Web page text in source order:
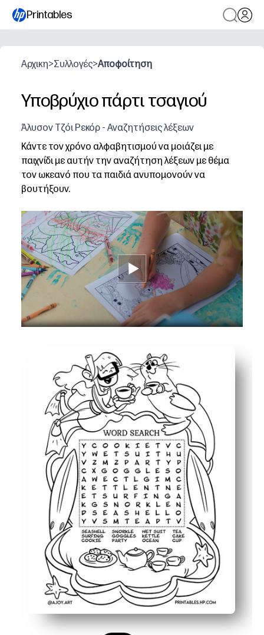
Printables
Αρχικη>Συλλογές>Αποφοίτηση
Υποβρύχιο πάρτι τσαγιού
Άλυσον Τζόι Ρεκόρ - Αναζητήσεις λέξεων
Κάντε τον χρόνο αλφαβητισμού να μοιάζει με
παιχνίδι με αυτήν την αναζήτηση λέξεων με θέμα
τον ωκεανό που τα παιδιά ανυπομονούν να
βουτήξουν.
Έτοιμο σε δευτερόλεπτα - απλά εκτυπώστε και είστε
Δημιουργεί λεξιλόγιο και ορθογραφία καθώς τα
Διατηρεί τους μαθητές αφοσιωμένους - μια
Ευέλικτη χρήση - ιδανικό για πρώιμο φινίρισμα,